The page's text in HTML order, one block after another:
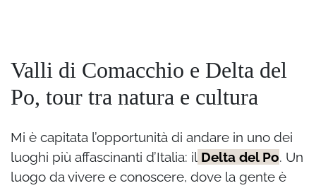
Valli di Comacchio e Delta del
Po, tour tra natura e cultura
Mi è capitata l’opportunità di andare in uno dei
luoghi più affascinanti d’Italia: il Delta del Po. Un
luogo da vivere e conoscere, dove la gente è